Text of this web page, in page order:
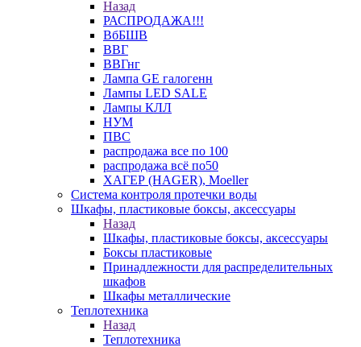
Назад
РАСПРОДАЖА!!!
ВбБШВ
ВВГ
ВВГнг
Лампа GE галогенн
Лампы LED SALE
Лампы КЛЛ
НУМ
ПВС
распродажа все по 100
распродажа всё по50
ХАГЕР (HAGER), Moeller
Система контроля протечки воды
Шкафы, пластиковые боксы, аксессуары
Назад
Шкафы, пластиковые боксы, аксессуары
Боксы пластиковые
Принадлежности для распределительных
шкафов
Шкафы металлические
Теплотехника
Назад
Теплотехника